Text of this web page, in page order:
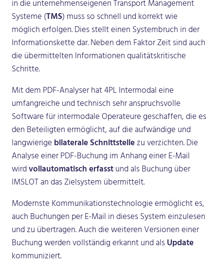
in die unternehmenseigenen Transport Management
Systeme (TMS) muss so schnell und korrekt wie
möglich erfolgen. Dies stellt einen Systembruch in der
Informationskette dar. Neben dem Faktor Zeit sind auch
die übermittelten Informationen qualitätskritische
Schritte.
Mit dem PDF-Analyser hat 4PL Intermodal eine
umfangreiche und technisch sehr anspruchsvolle
Software für intermodale Operateure geschaffen, die es
den Beteiligten ermöglicht, auf die aufwändige und
langwierige bilaterale Schnittstellezu verzichten. Die
Analyse einer PDF-Buchung im Anhang einer E-Mail
wirdvollautomatisch erfasstund als Buchung über
IMSLOT an das Zielsystem übermittelt.
Modernste Kommunikationstechnologie ermöglicht es,
auch Buchungen per E-Mail in dieses System einzulesen
und zu übertragen. Auch die weiteren Versionen einer
Buchung werden vollständig erkannt und alsUpdate
kommuniziert.